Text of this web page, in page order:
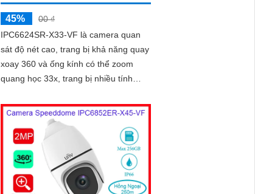
45%
00 ₫
IPC6624SR-X33-VF là camera quan
sát độ nét cao, trang bị khả năng quay
xoay 360 và ống kính có thể zoom
quang học 33x, trang bị nhiều tính
nhập thông minh, đếm người, mật độ
đám đông, chụp khuôn mặt, chống
ngược sáng WDR 120db